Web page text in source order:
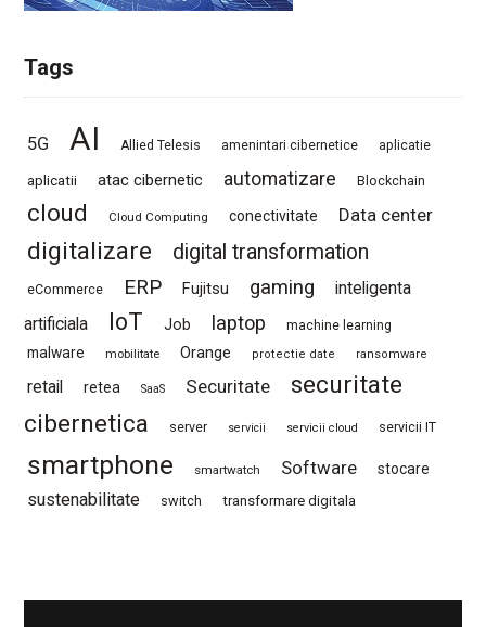
Tags
5G AI Allied Telesis amenintari cibernetice aplicatie
aplicatii atac cibernetic automatizare Blockchain
cloud Cloud Computing conectivitate Data center
digitalizare digital transformation
eCommerce ERP Fujitsu gaming
inteligenta
artificiala
IoT Job laptop machine learning
malware mobilitate Orange protectie date ransomware
retail retea SaaS Securitate
securitate
cibernetica
server servicii servicii cloud servicii IT
smartphone smartwatch Software stocare
sustenabilitate switch transformare digitala